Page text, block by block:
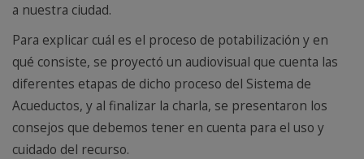
a nuestra ciudad.
Para explicar cuál es el proceso de potabilización y en
qué consiste, se proyectó un audiovisual que cuenta las
diferentes etapas de dicho proceso del Sistema de
Acueductos, y al finalizar la charla, se presentaron los
consejos que debemos tener en cuenta para el uso y
cuidado del recurso.